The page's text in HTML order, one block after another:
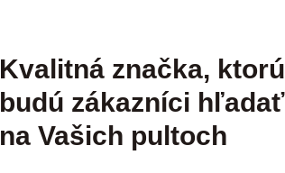
Kvalitná značka, ktorú
budú zákazníci hľadať
na Vašich pultoch